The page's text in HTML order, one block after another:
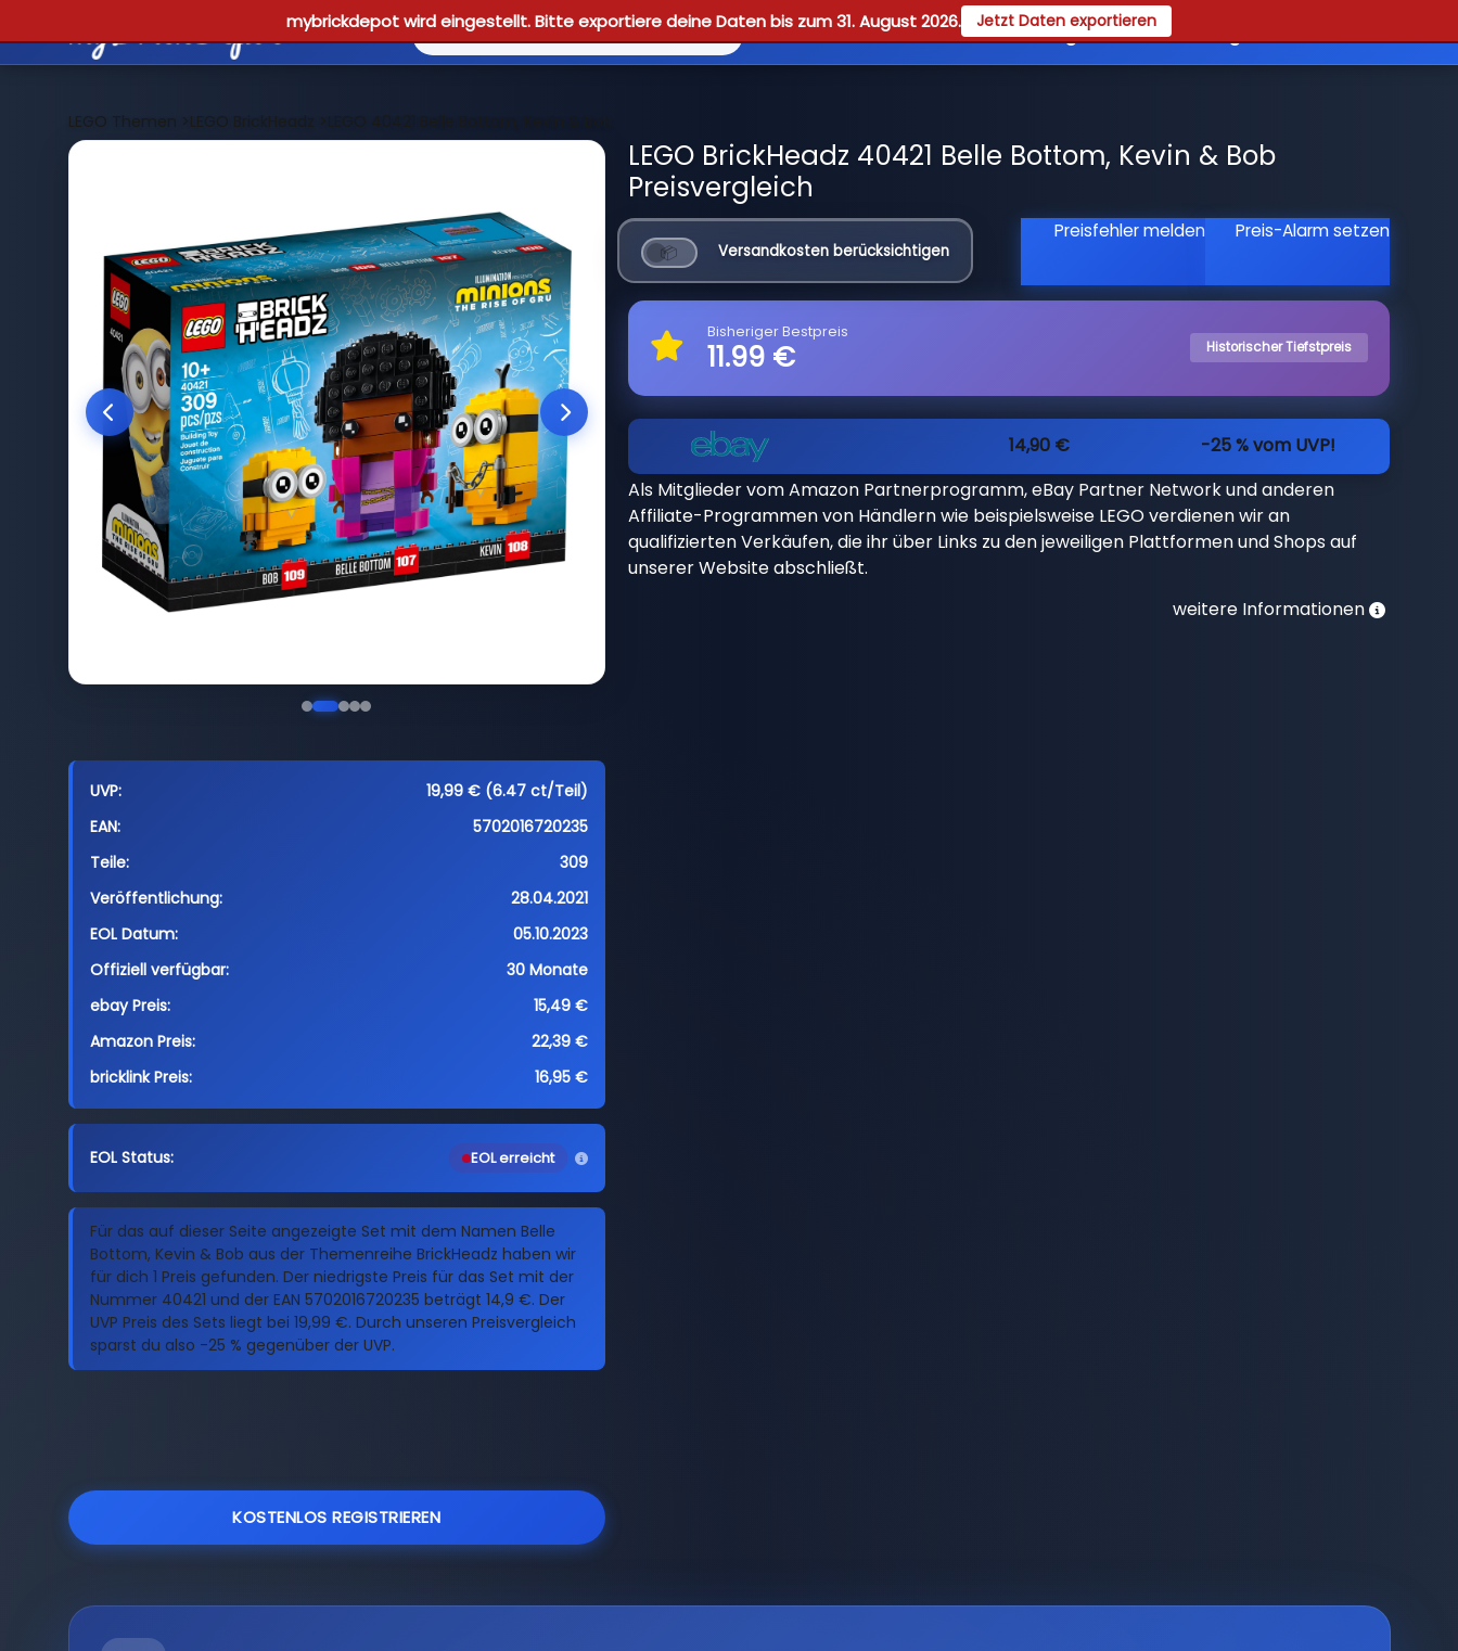
mybrickdepot wird eingestellt. Bitte exportiere deine Daten bis zum 31. August 2026. Jetzt Daten exportieren
Reviews Guides Registrieren
LEGO Themen >LEGO BrickHeadz >LEGO 40421 Belle Bottom, Kevin & Bob
UVP:
19,99 € (6.47 ct/Teil)
EAN:
5702016720235
Teile:
309
Veröffentlichung:
28.04.2021
EOL Datum:
05.10.2023
Offiziell verfügbar:
30 Monate
ebay Preis:
15,49 €
Amazon Preis:
22,39 €
bricklink Preis:
16,95 €
EOL Status: EOL erreicht
Für das auf dieser Seite angezeigte Set mit dem Namen Belle
Bottom, Kevin & Bob aus der Themenreihe BrickHeadz haben wir
für dich 1 Preis gefunden. Der niedrigste Preis für das Set mit der
Nummer 40421 und der EAN 5702016720235 beträgt 14,9 €. Der
UVP Preis des Sets liegt bei 19,99 €. Durch unseren Preisvergleich
sparst du also -25 % gegenüber der UVP.
KOSTENLOS REGISTRIEREN
LEGO BrickHeadz 40421 Belle Bottom, Kevin & Bob
Preisvergleich
Versandkosten berücksichtigen
Preisfehler melden Preis-Alarm setzen
Bisheriger Bestpreis
11.99 € Historischer Tiefstpreis
14,90 €
-25 % vom UVP!
Als Mitglieder vom Amazon Partnerprogramm, eBay Partner Network und anderen
Affiliate-Programmen von Händlern wie beispielsweise LEGO verdienen wir an
qualifizierten Verkäufen, die ihr über Links zu den jeweiligen Plattformen und Shops auf
unserer Website abschließt.
weitere Informationen